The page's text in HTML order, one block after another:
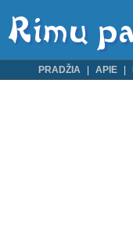
PRADŽIA APIE